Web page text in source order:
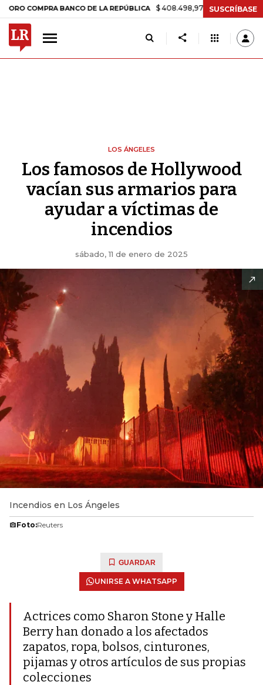
BANCO DE LA REPÚBLICA $ 408.498,97 +$ 8.753,81 +2,19%
SUSCRÍBASE
LOS ÁNGELES
Los famosos de Hollywood
vacían sus armarios para
ayudar a víctimas de
incendios
sábado, 11 de enero de 2025
Incendios en Los Ángeles
Foto:Reuters
GUARDAR
UNIRSE A WHATSAPP
Actrices como Sharon Stone y Halle
Berry han donado a los afectados
zapatos, ropa, bolsos, cinturones,
pijamas y otros artículos de sus propias
colecciones